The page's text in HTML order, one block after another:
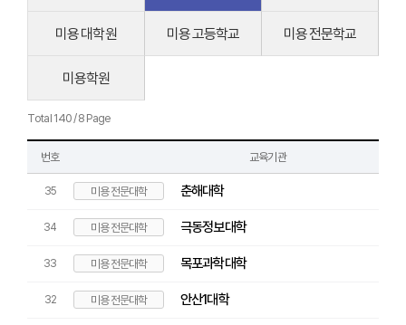
미용 대학원 미용 고등학교 미용 전문학교
미용학원
Total 140 / 8 Page
번호 교육기관
35 미용 전문대학 춘해대학
34 미용 전문대학 극동정보대학
33 미용 전문대학 목포과학대학
32 미용 전문대학 안산1대학